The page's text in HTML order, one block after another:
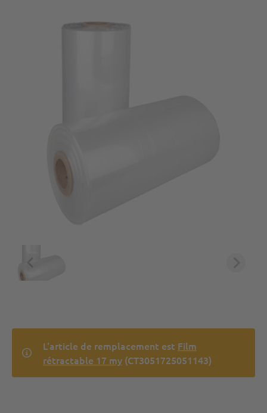
L'article de remplacement est Film
rétractable 17 my (CT3051725051143)